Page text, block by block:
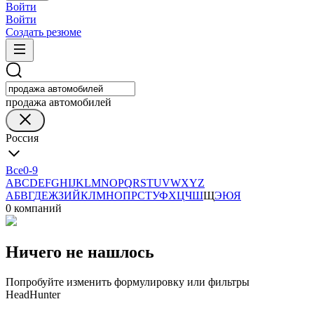
Войти
Войти
Создать резюме
продажа автомобилей
Россия
Все0-9
ABCDEFGHIJKLMNOPQRSTUVWXYZ
АБВГДЕЖЗИЙКЛМНОПРСТУФХЦЧШЩЭЮЯ
0 компаний
Ничего не нашлось
Попробуйте изменить формулировку или фильтры
HeadHunter